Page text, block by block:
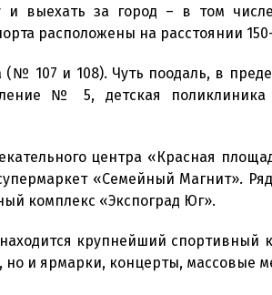
и выехать за город – в том
расположены на расстоянии
107 и 108). Чуть поодаль, в
№ 5, детская
центра «Красная
«Семейный Магнит».
комплекс «Экспоград Юг».
крупнейший спортивный
но и ярмарки, концерты, массовые